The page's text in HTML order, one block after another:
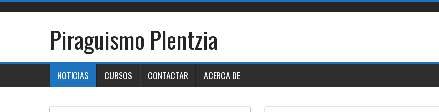
Skip
to
Piraguismo Plentzia
NOTICIAS CURSOS CONTACTAR ACERCA DE